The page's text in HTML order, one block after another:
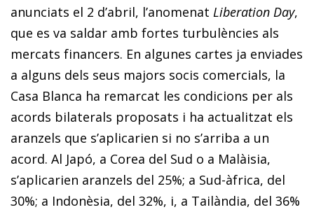
anunciats el 2 d’abril, l’anomenat Liberation Day,
que es va saldar amb fortes turbulències als
mercats financers. En algunes cartes ja enviades
a alguns dels seus majors socis comercials, la
Casa Blanca ha remarcat les condicions per als
acords bilaterals proposats i ha actualitzat els
aranzels que s’aplicarien si no s’arriba a un
acord. Al Japó, a Corea del Sud o a Malàisia,
s’aplicarien aranzels del 25%; a Sud-àfrica, del
30%; a Indonèsia, del 32%, i, a Tailàndia, del 36%